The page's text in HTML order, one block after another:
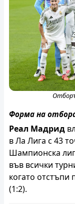
Форма на
Реал Мадрид
в Ла Лига с 43
Шампионска
във всички
когато отстъпи
(1:2).